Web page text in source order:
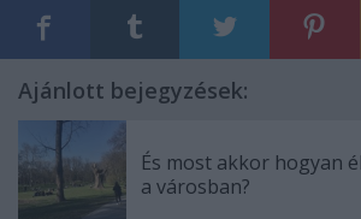
Ajánlott bejegyzések:
És most akkor hogyan
a városban?